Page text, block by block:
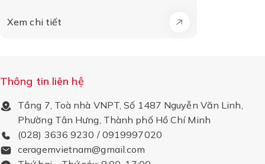
Xem chi tiết
Thông tin liên hệ
Tầng 7, Toà nhà VNPT, Số 1487 Nguyễn Văn Linh,
Phường Tân Hưng, Thành phố Hồ Chí Minh
(028) 3636 9230 / 0919997020
ceragemvietnam@gmail.com